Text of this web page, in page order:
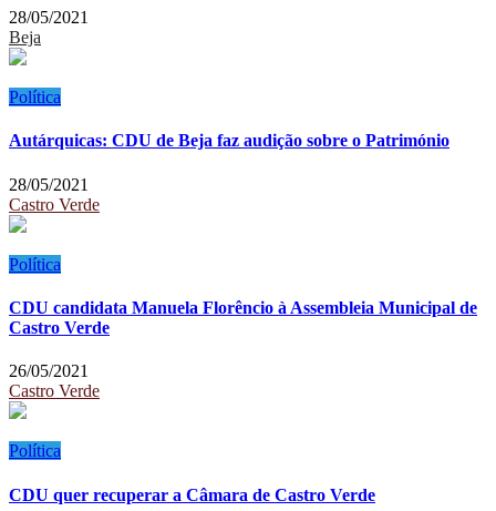
28/05/2021
Beja
Política
Autárquicas: CDU de Beja faz audição sobre o Património
28/05/2021
Castro Verde
Política
CDU candidata Manuela Florêncio à Assembleia Municipal de
Castro Verde
26/05/2021
Castro Verde
Política
CDU quer recuperar a Câmara de Castro Verde